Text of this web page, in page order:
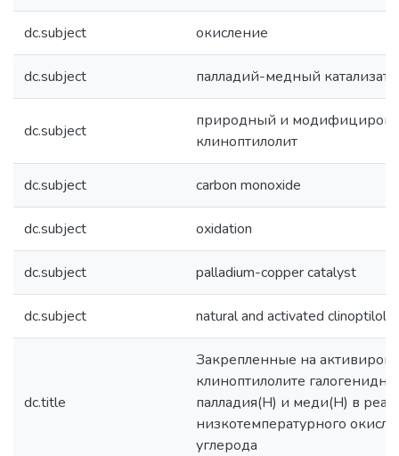
dc.subject окисление
dc.subject палладий-медный
dc.subject
природный и
клиноптилолит
dc.subject carbon monoxide
dc.subject oxidation
dc.subject palladium-copper catalyst
dc.subject natural and activated
dc.title
Закрепленные на
клиноптилолите
палладия(Н) и меди(Н) в
низкотемпературного
углерода